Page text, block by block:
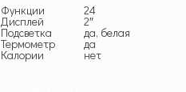
Функции
24
Дисплей 2″
Подсветка да, белая
Термометр да
Калории нет